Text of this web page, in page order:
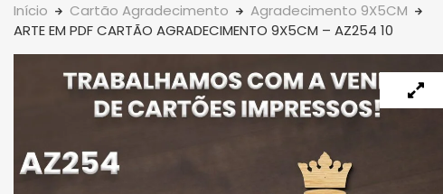
Início Cartão Agradecimento
Agradecimento 9X5CM
ARTE EM PDF CARTÃO AGRADECIMENTO 9X5CM – AZ254 10